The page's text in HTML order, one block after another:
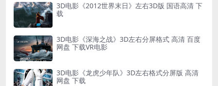
3D电影《2012世界末日》左右3D版 国语高清 下
载
3D电影《深海之战》3D左右分屏格式 高清 百度
网盘 下载VR电影
3D电影《龙虎少年队》3D左右格式分屏版 高清
网盘 下载